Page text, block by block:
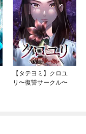
【タテヨミ】クロユ
リ〜復讐サークル〜